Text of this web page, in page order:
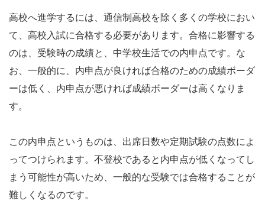
高校へ進学するには、通信制高校を除く多くの学校におい
て、高校入試に合格する必要があります。合格に影響する
のは、受験時の成績と、中学校生活での内申点です。な
お、一般的に、内申点が良ければ合格のための成績ボーダ
ーは低く、内申点が悪ければ成績ボーダーは高くなりま
す。
この内申点というものは、出席日数や定期試験の点数によ
ってつけられます。不登校であると内申点が低くなってし
まう可能性が高いため、一般的な受験では合格することが
難しくなるのです。